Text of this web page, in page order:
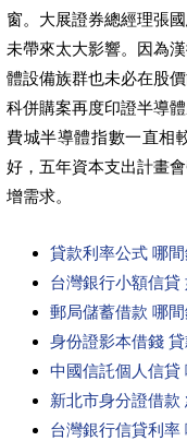
窗。大展證券總經理張
未帶來太大影響。因為
體設備族群也未必在股
科併購案再度印證半導
費城半導體指數一直相
好，五年資本支出計畫
增需求。
貸款利率公式 哪
台灣銀行小額信
郵局儲蓄借款 哪
身份證影本借錢
中國信託個人信貸
新北市身分證借款
台灣銀行信貸利率